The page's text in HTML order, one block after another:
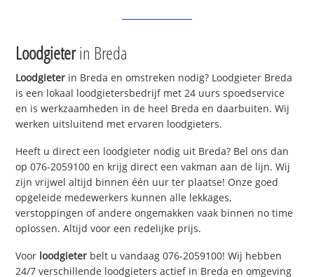
Loodgieterin Breda
Loodgieter in Breda en omstreken nodig? Loodgieter Breda
is een lokaal loodgietersbedrijf met 24 uurs spoedservice
en is werkzaamheden in de heel Breda en daarbuiten. Wij
werken uitsluitend met ervaren loodgieters.
Heeft u direct een loodgieter nodig uit Breda? Bel ons dan
op 076-2059100 en krijg direct een vakman aan de lijn. Wij
zijn vrijwel altijd binnen één uur ter plaatse! Onze goed
opgeleide medewerkers kunnen alle lekkages,
verstoppingen of andere ongemakken vaak binnen no time
oplossen. Altijd voor een redelijke prijs.
Voor loodgieter belt u vandaag 076-2059100! Wij hebben
24/7 verschillende loodgieters actief in Breda en omgeving